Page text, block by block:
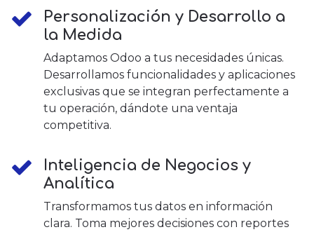
Personalización y Desarrollo a
la Medida
Adaptamos Odoo a tus necesidades únicas.
Desarrollamos funcionalidades y aplicaciones
exclusivas que se integran perfectamente a
tu operación, dándote una ventaja
competitiva.
Inteligencia de Negocios y
Analítica
Transformamos tus datos en información
clara. Toma mejores decisiones con reportes